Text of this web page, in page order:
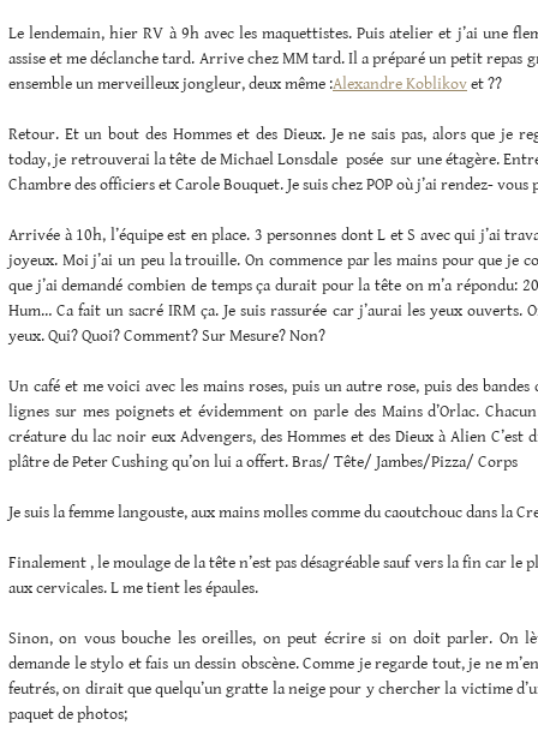
Le lendemain, hier RV à 9h avec les maquettistes. Puis atelier et j’ai une
assise et me déclanche tard. Arrive chez MM tard. Il a préparé un petit repas
ensemble un merveilleux jongleur, deux même :Alexandre Koblikovet ??
Retour. Et un bout des Hommes et des Dieux. Je ne sais pas, alors que je
today, je retrouverai la tête de Michael Lonsdale posée sur une étagère.
Chambre des officiers et Carole Bouquet. Je suis chez POP où j’ai rendez- vous
Arrivée à 10h, l’équipe est en place. 3 personnes dont L et S avec qui j’ai
joyeux. Moi j’ai un peu la trouille. On commence par les mains pour que je
que j’ai demandé combien de temps ça durait pour la tête on m’a répondu:
Hum… Ca fait un sacré IRM ça. Je suis rassurée car j’aurai les yeux ouverts.
yeux. Qui? Quoi? Comment? Sur Mesure? Non?
Un café et me voici avec les mains roses, puis un autre rose, puis des bandes
lignes sur mes poignets et évidemment on parle des Mains d’Orlac.
créature du lac noir eux Advengers, des Hommes et des Dieux à Alien C’est
plâtre de Peter Cushing qu’on lui a offert. Bras/ Tête/ Jambes/Pizza/ Corps
Je suis la femme langouste, aux mains molles comme du caoutchouc dans la
Finalement , le moulage de la tête n’est pas désagréable sauf vers la fin car le
aux cervicales. L me tient les épaules.
Sinon, on vous bouche les oreilles, on peut écrire si on doit parler. On
demande le stylo et fais un dessin obscène. Comme je regarde tout, je ne
feutrés, on dirait que quelqu’un gratte la neige pour y chercher la victime
paquet de photos;